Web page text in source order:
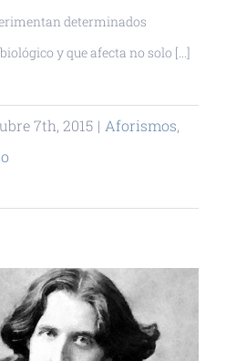
determinados
y que afecta no solo [...]
7th, 2015 | Aforismos,